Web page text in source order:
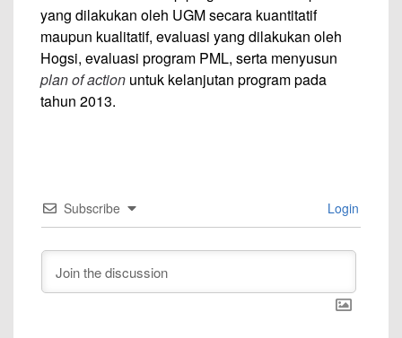
yang dilakukan oleh UGM secara kuantitatif
maupun kualitatif, evaluasi yang dilakukan oleh
Hogsi, evaluasi program PML, serta menyusun
plan of action untuk kelanjutan program pada
tahun 2013.
Subscribe Login